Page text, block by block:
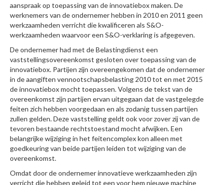
aanspraak op toepassing van de innovatiebox maken. De
werknemers van de ondernemer hebben in 2010 en 2011 geen
werkzaamheden verricht die kwalificeren als S&O-
werkzaamheden waarvoor een S&O-verklaring is afgegeven.
De ondernemer had met de Belastingdienst een
vaststellingsovereenkomst gesloten over toepassing van de
innovatiebox. Partijen zijn overeengekomen dat de ondernemer
in de aangiften vennootschapsbelasting 2010 tot en met 2015
de innovatiebox mocht toepassen. Volgens de tekst van de
overeenkomst zijn partijen ervan uitgegaan dat de vastgelegde
feiten zich hebben voorgedaan en als zodanig tussen partijen
zullen gelden. Deze vaststelling geldt ook voor zover zij van de
tevoren bestaande rechtstoestand mocht afwijken. Een
belangrijke wijziging in het feitencomplex kon alleen met
goedkeuring van beide partijen leiden tot wijziging van de
overeenkomst.
Omdat door de ondernemer innovatieve werkzaamheden zijn
verricht die hebben geleid tot een voor hem nieuwe machine